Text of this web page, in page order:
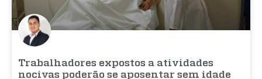
Trabalhadores expostos a atividades
nocivas poderão se aposentar sem idade